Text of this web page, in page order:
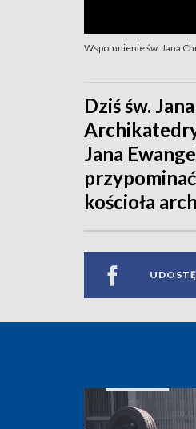
Wspomnienie św. Jana
Dziś św.
Jana
kościoła